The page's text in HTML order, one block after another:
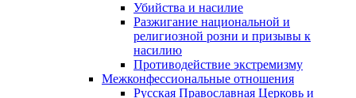
Убийства и насилие
Разжигание национальной и
религиозной розни и призывы к
насилию
Противодействие экстремизму
Межконфессиональные отношения
Русская Православная Церковь и